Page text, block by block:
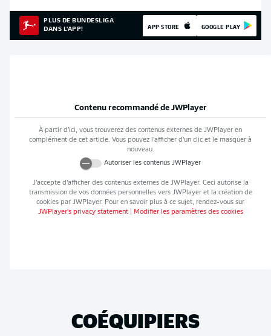
PLUS DE BUNDESLIGA
DANS L'APP!
APP STORE GOOGLE PLAY
Contenu recommandé de JWPlayer
À partir d’ici, vous trouverez des contenus externes de JWPlayer en
complément de cet article. Vous pouvez l’afficher d’un clic et le masquer à
nouveau.
Autoriser les contenus JWPlayer
J’accepte d’afficher des contenus externes de JWPlayer. Ceci autorise la
transmission de vos données personnelles vers JWPlayeret la création de
cookies par JWPlayer. Pour en savoir plus à ce sujet, rendez-vous sur
JWPlayer's privacy statement| Modifier les paramètres des cookies
COÉQUIPIERS